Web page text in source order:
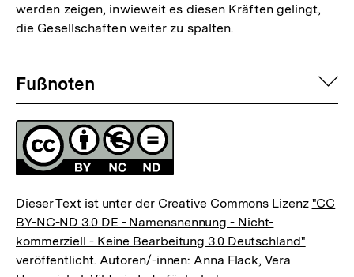
werden zeigen, inwieweit es diesen Kräften gelingt,
die Gesellschaften weiter zu spalten.
Fussnoten
Fußnoten
Lizenz
Dieser Text ist unter der Creative Commons Lizenz "CC
BY-NC-ND 3.0 DE - Namensnennung - Nicht-
kommerziell - Keine Bearbeitung 3.0 Deutschland"
veröffentlicht. Autoren/-innen: Anna Flack, Vera